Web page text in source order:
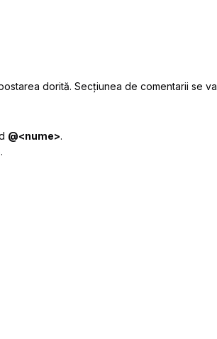
dorită. Secțiunea de comentarii se va
@<nume>.